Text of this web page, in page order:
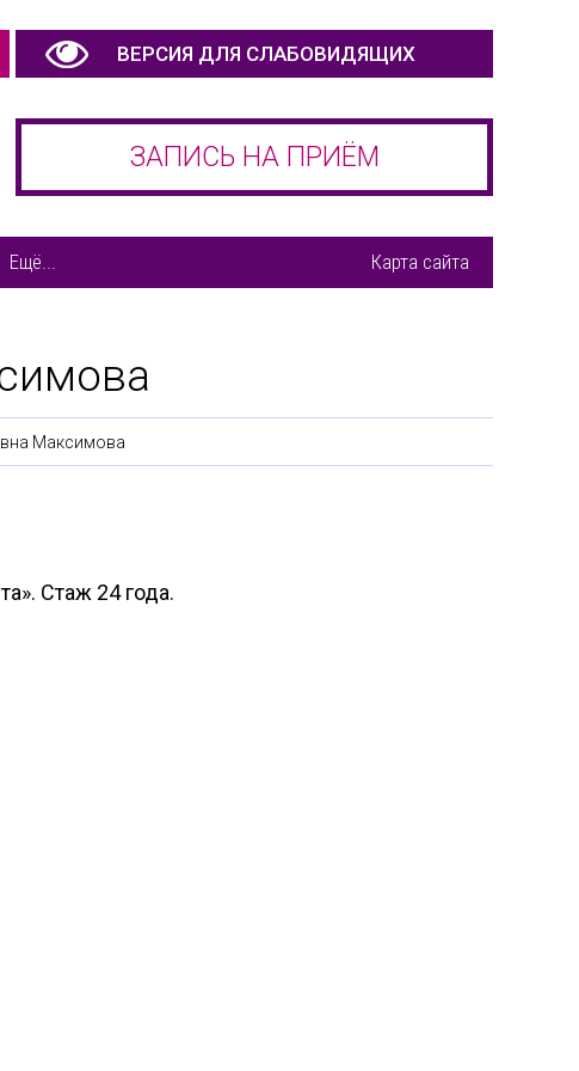
ВЕРСИЯ ДЛЯ СЛАБОВИДЯЩИХ
ЗАПИСЬ НА ПРИЁМ
Ещё... Карта сайта
Максимова
Стаж 24 года.